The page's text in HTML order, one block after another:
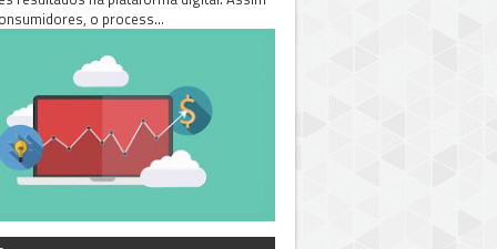
o process...